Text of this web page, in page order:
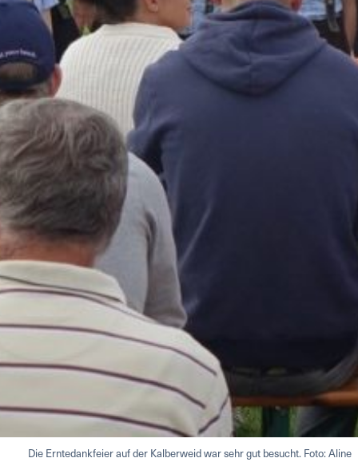
Die Erntedankfeier auf der Kalberweid war sehr gut besucht. Foto: Aline